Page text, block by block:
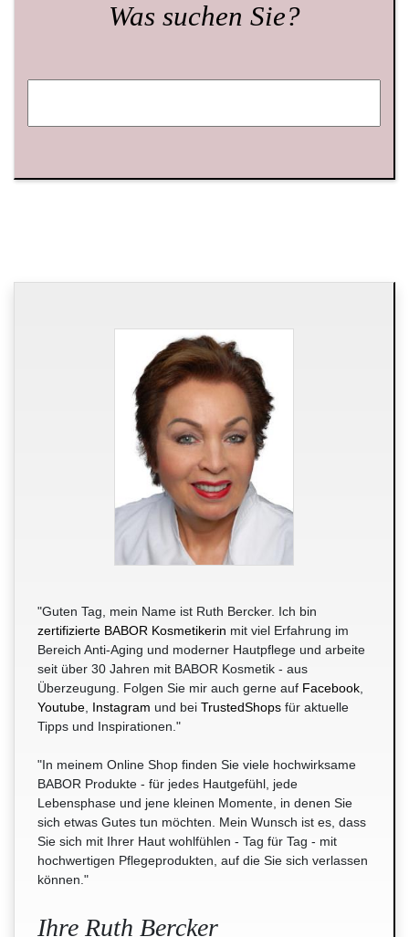
Was suchen Sie?
"Guten Tag, mein Name ist Ruth Bercker. Ich bin
zertifizierte BABOR Kosmetikerin mit viel Erfahrung im
Bereich Anti-Aging und moderner Hautpflege und arbeite
seit über 30 Jahren mit BABOR Kosmetik - aus
Überzeugung. Folgen Sie mir auch gerne auf Facebook
Youtube Instagram und bei TrustedShops für aktuelle
Tipps und Inspirationen."
"In meinem Online Shop finden Sie viele hochwirksame
BABOR Produkte - für jedes Hautgefühl, jede
Lebensphase und jene kleinen Momente, in denen Sie
sich etwas Gutes tun möchten. Mein Wunsch ist es, dass
Sie sich mit Ihrer Haut wohlfühlen - Tag für Tag - mit
hochwertigen Pflegeprodukten, auf die Sie sich verlassen
können."
Ihre Ruth Bercker